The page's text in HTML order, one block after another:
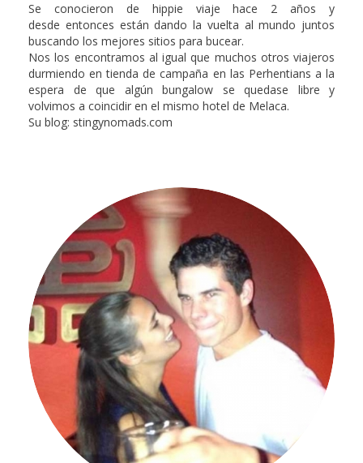
Se conocieron de hippie viaje hace 2 años y
desde entonces están dando la vuelta al mundo juntos
buscando los mejores sitios para bucear.
Nos los encontramos al igual que muchos otros viajeros
durmiendo en tienda de campaña en las Perhentians a la
espera de que algún bungalow se quedase libre y
volvimos a coincidir en el mismo hotel de Melaca.
Su blog: stingynomads.com